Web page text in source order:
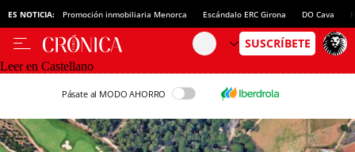
ES NOTICIA: Promoción inmobiliaria Menorca Escándalo ERC Girona DO Cava
Leer en Castellano
Pásate al MODO AHORRO